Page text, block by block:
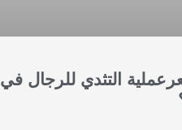
التثدي للرجال في